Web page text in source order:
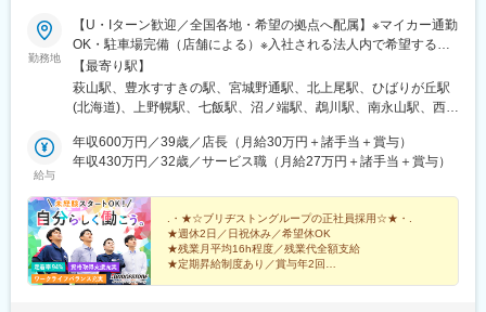
勤務地
【U・Iターン歓迎／全国各地・希望の拠点へ配属】※マイカー通勤
OK・駐車場完備（店舗による）※入社される法人内で希望する勤
務地への配属です※受動喫煙対策：敷地内全面禁煙★「サービス
職」「セールス職」は全国161の当社拠点・店舗にて勤務いただ
きます。＜ブリヂストンタイヤサービス東日本＞【サービス職／
県、福島県■首都圏支社東京都、神奈川県、千葉県、山梨県■関東
支社埼玉県、茨城県、新潟県【製造職】福島県（郡山市）の工場
【サービス職／セールス職】■中部支社愛知県、静岡県、三重県、
岐阜県■近畿支社京都府、滋賀県、大阪府、兵庫県、和歌山県■中
四国支社広島県、岡山県、香川県、愛媛県、徳島県■九州支社福岡
県、佐賀県、熊本県、鹿児島県、大分県【製造職】愛知県（東海
市・豊橋市）、佐賀県（三養基郡上峰町）の工場
【最寄り駅】
萩山駅、豊水すすきの駅、宮城野通駅、北上尾駅、ひばりが丘駅
(北海道)、上野幌駅、七飯駅、沼ノ端駅、鵡川駅、南永山駅、西北
駅、福田町駅、多賀城駅、中野栄駅、瀬上駅、五百川駅、須賀川
駅、新白河駅、泉駅(常磐線)、安子ケ島駅、大井競馬場前駅、葛西
駅、小島新田駅、大口駅、元町・中華街駅、松田駅、社家駅、小
机駅、上溝駅、鶴間駅、芝山千代田駅、清水公園駅、二俣新町
駅、姉ケ崎駅、君津駅、志津駅、八千代中央駅、浜野駅、ちはら
台駅、常永駅、南甲府駅、八潮駅、仏子駅、入曽駅、南越谷駅、
東武動物公園駅、ソシオ流通センター駅、和銅黒谷駅、児玉駅、
給与
年収600万円／39歳／店長（月給30万円＋諸手当＋賞与）
年収430万円／32歳／サービス職（月給27万円＋諸手当＋賞与）
.・★☆ブリヂストングループの正社員採用☆★・.
★週休2日／日祝休み／希望休OK
★残業月平均16h程度／残業代全額支給
★定期昇給制度あり／賞与年2回